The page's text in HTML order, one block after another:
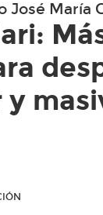
José María